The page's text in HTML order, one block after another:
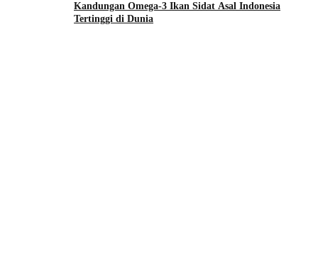
Kandungan Omega-3 Ikan Sidat Asal Indonesia
Tertinggi di Dunia